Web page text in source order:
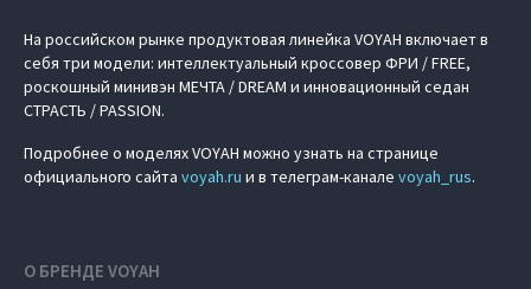
На российском рынке продуктовая линейка VOYAH включает в
себя три модели: интеллектуальный кроссовер ФРИ / FREE,
роскошный минивэн МЕЧТА / DREAM и инновационный седан
СТРАСТЬ / PASSION.
Подробнее о моделях VOYAH можно узнать на странице
официального сайта voyah.ru и в телеграм-канале voyah_rus.
О БРЕНДЕ VOYAH